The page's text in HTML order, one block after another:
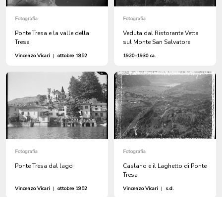
Fotografia
Ponte Tresa e la valle della
Tresa
Vincenzo Vicari | ottobre 1952
Fotografia
Veduta dal Ristorante Vetta
sul Monte San Salvatore
1920-1930 ca.
Fotografia
Ponte Tresa dal lago
Vincenzo Vicari | ottobre 1952
Fotografia
Caslano e il Laghetto di Ponte
Tresa
Vincenzo Vicari | s.d.